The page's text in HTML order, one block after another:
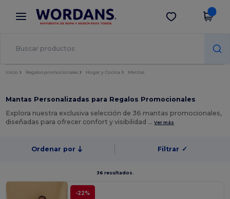
× App de Wordans
¡Mejores precios en app!
Descargar app
Inicio Regalos promocionales Hogar y Cocina Mantas
Mantas Personalizadas para Regalos Promocionales
Explora nuestra exclusiva selección de 36 mantas promocionales,
diseñadas para ofrecer confort y visibilidad …Ver más
Ordenar por Filtrar ✓
36 resultados.
-22%